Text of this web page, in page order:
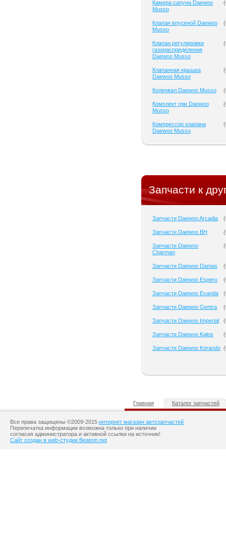
Камера сапуна Daewoo
Musso
(
Клапан впускной Daewoo
Musso
(
Клапан регулировки
газораспределения
Daewoo Musso
(
Клапанная крышка
Daewoo Musso
(
Коленвал Daewoo Musso (
Комплект грм Daewoo
Musso
(
Компрессор клапана
Daewoo Musso
(
Запчасти к
Запчасти Daewoo Arcadia (
Запчасти Daewoo BH (
Запчасти Daewoo
Charman
(
Запчасти Daewoo Damas (
Запчасти Daewoo Espero (
Запчасти Daewoo Evanda (
Запчасти Daewoo Gentra (
Запчасти Daewoo Imperial (
Запчасти Daewoo Kalos (
Запчасти Daewoo Korando (
Главная Каталог запчастей
Все права защищены ©2009-2015 интернет магазин автозапчастей
Перепечатка информации возможна только при наличии
согласия администратора и активной ссылки на источник!
Сайт создан в web-студии Beatom.net